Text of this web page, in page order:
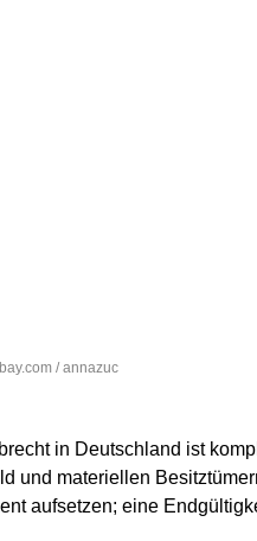
/ annazuc
in Deutschland ist
und materiellen
aufsetzen; eine